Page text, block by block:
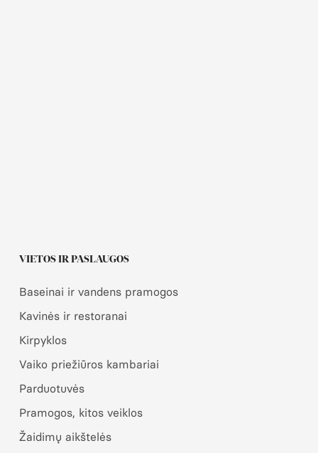
VIETOS IR PASLAUGOS
Baseinai ir vandens pramogos
Kavinės ir restoranai
Kirpyklos
Vaiko priežiūros kambariai
Parduotuvės
Pramogos, kitos veiklos
Žaidimų aikštelės